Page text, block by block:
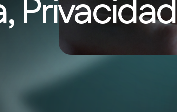
Privacidad